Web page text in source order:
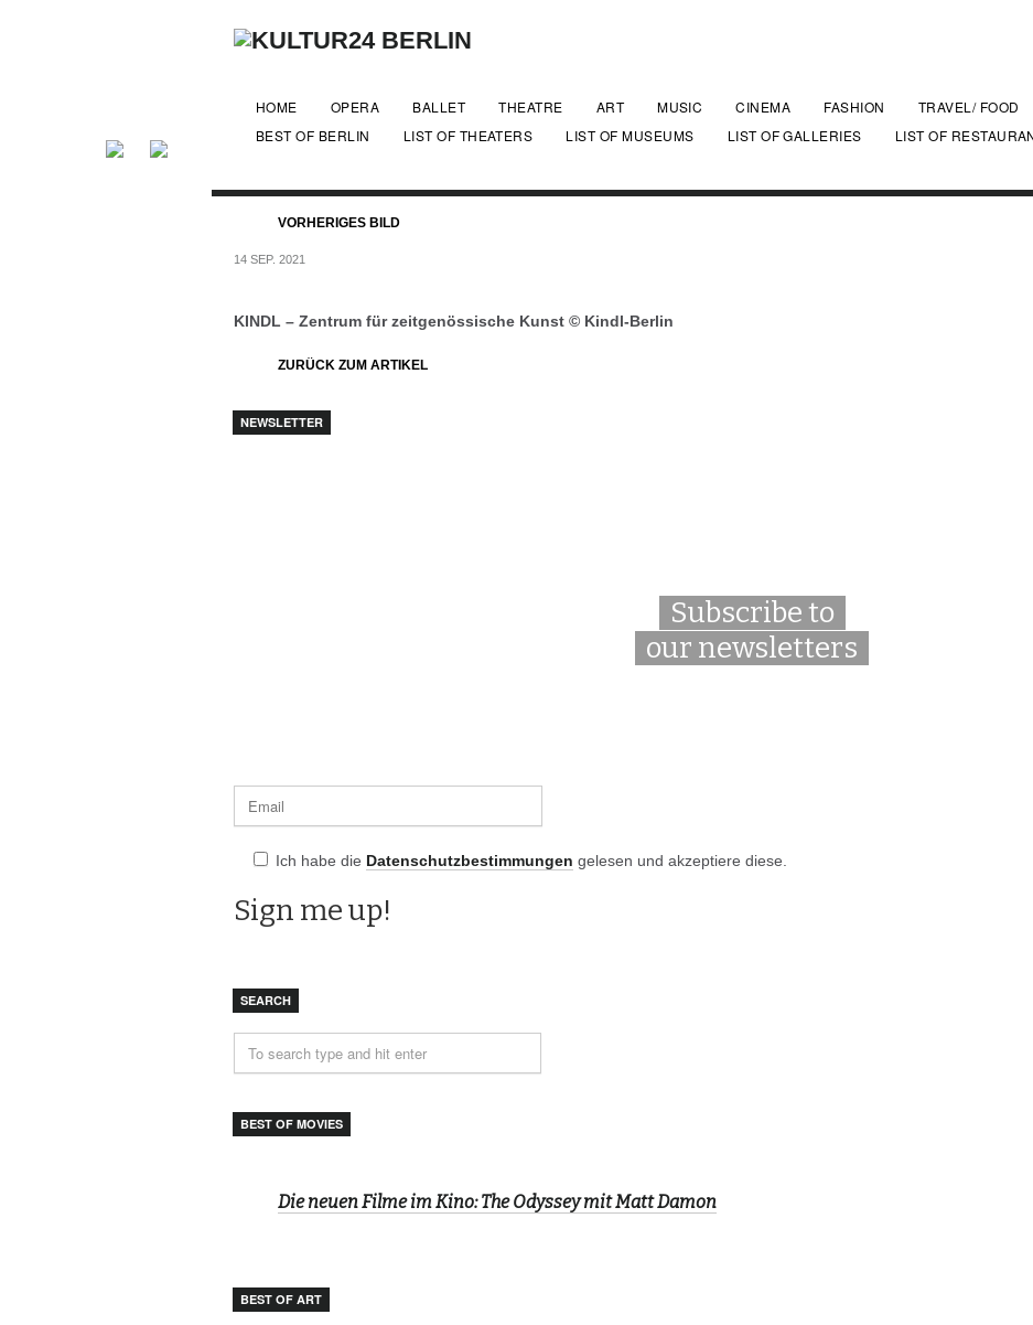
HOME OPERA BALLET THEATRE ART MUSIC CINEMA FASHION TRAVEL/ FOOD
BEST OF BERLIN
LIST OF THEATERS LIST OF MUSEUMS LIST OF GALLERIES LIST OF
VORHERIGES BILD
14 SEP. 2021
KINDL – Zentrum für zeitgenössische Kunst © Kindl-Berlin
ZURÜCK ZUM ARTIKEL
NEWSLETTER
Subscribe to
our newsletters
Ich habe die Datenschutzbestimmungen gelesen und akzeptiere diese.
SEARCH
BEST OF MOVIES
Die neuen Filme im Kino: The Odyssey mit Matt Damon
BEST OF ART